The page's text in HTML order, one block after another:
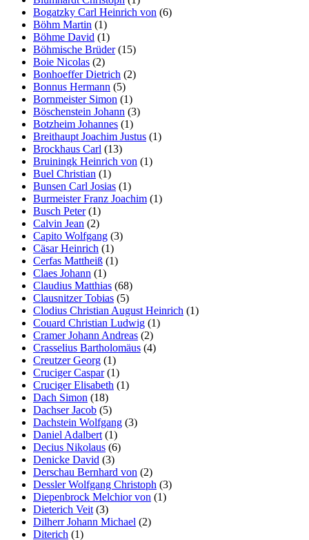
Bogatzky Carl Heinrich von (6)
Böhm Martin (1)
Böhme David (1)
Böhmische Brüder(15)
Boie Nicolas (2)
Bonhoeffer Dietrich (2)
Bonnus Hermann (5)
Bornmeister Simon (1)
Böschenstein Johann (3)
Botzheim Johannes (1)
Breithaupt Joachim Justus (1)
Brockhaus Carl (13)
Bruiningk Heinrich von (1)
Buel Christian (1)
Bunsen Carl Josias (1)
Burmeister Franz Joachim (1)
Busch Peter(1)
Calvin Jean (2)
Capito Wolfgang (3)
Cäsar Heinrich (1)
Cerfas Mattheiß (1)
Claes Johann (1)
Claudius Matthias (68)
Clausnitzer Tobias (5)
Clodius Christian August Heinrich (1)
Couard Christian Ludwig (1)
Cramer Johann Andreas (2)
Crasselius Bartholomäus (4)
Creutzer Georg (1)
Cruciger Caspar(1)
Cruciger Elisabeth (1)
Dach Simon (18)
Dachser Jacob (5)
Dachstein Wolfgang (3)
Daniel Adalbert (1)
Decius Nikolaus (6)
Denicke David (3)
Derschau Bernhard von (2)
Dessler Wolfgang Christoph (3)
Diepenbrock Melchior von (1)
Dieterich Veit (3)
Dilherr Johann Michael (2)
Diterich (1)